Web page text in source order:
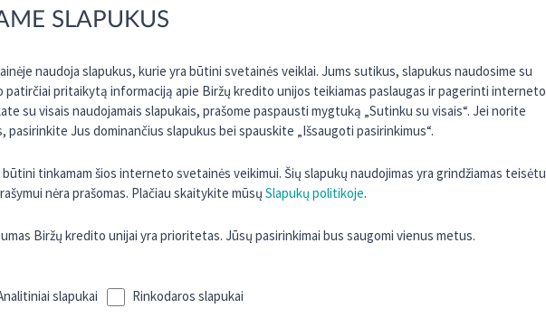
SLAPUKUS
naudoja slapukus, kurie yra būtini svetainės veiklai. Jums sutikus, slapukus naudosime su
pritaikytą informaciją apie Biržų kredito unijos teikiamas paslaugas ir pagerinti interneto
su visais naudojamais slapukais, prašome paspausti mygtuką „Sutinku su visais“. Jei norite
Jus dominančius slapukus bei spauskite „Išsaugoti pasirinkimus“.
būtini tinkamam šios interneto svetainės veikimui. Šių slapukų naudojimas yra grindžiamas teisėtu
nėra prašomas. Plačiau skaitykite mūsų Slapukų politikoje.
Biržų kredito unijai yra prioritetas. Jūsų pasirinkimai bus saugomi vienus metus.
slapukai Rinkodaros slapukai
SUSISIEKITE SU MUMIS
KONTAKTAI